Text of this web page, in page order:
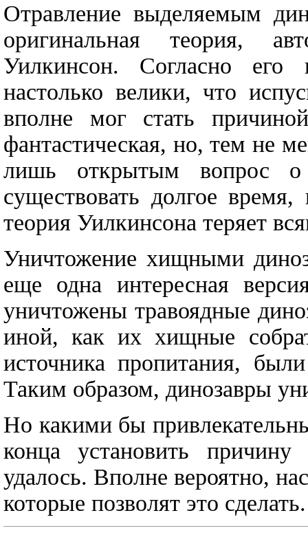
Отравление выделяемым
оригинальная теория,
Уилкинсон. Согласно его
настолько велики, что
вполне мог стать
фантастическая, но, тем не
лишь открытым вопрос
существовать долгое
теория Уилкинсона теряет
Уничтожение хищными
еще одна интересная
уничтожены травоядные
иной, как их хищные
источника пропитания,
Таким образом, динозавры
Но какими бы
конца установить
удалось. Вполне вероятно,
которые позволят это сделать.